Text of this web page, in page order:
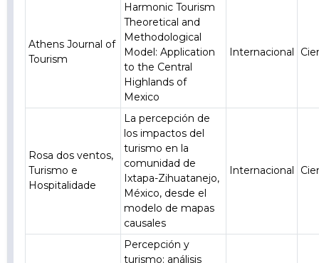
Athens Journal of
Tourism
Harmonic Tourism
Theoretical and
Methodological
Model: Application
to the Central
Highlands of
Mexico
Internacional
Rosa dos ventos,
Turismo e
Hospitalidade
La percepción de
los impactos del
turismo en la
comunidad de
Ixtapa-Zihuatanejo,
México, desde el
modelo de mapas
causales
Internacional
Percepción y
turismo: análisis